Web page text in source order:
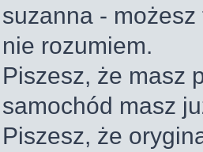
suzanna - możesz
nie rozumiem.
Piszesz, że masz
samochód masz
Piszesz, że